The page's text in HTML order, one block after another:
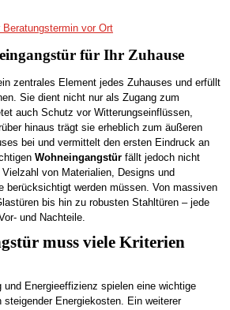
Beratungstermin vor Ort
für Ihr Zuhause
zentrales Element jedes Zuhauses und erfüllt
Sie dient nicht nur als Zugang zum
auch Schutz vor Witterungseinflüssen,
hinaus trägt sie erheblich zum äußeren
bei und vermittelt den ersten Eindruck an
Wohneingangstür fällt jedoch nicht
von Materialien, Designs und
berücksichtigt werden müssen. Von massiven
bis hin zu robusten Stahltüren – jede
und Nachteile.
muss viele Kriterien
und Energieeffizienz spielen eine wichtige
steigender Energiekosten. Ein weiterer